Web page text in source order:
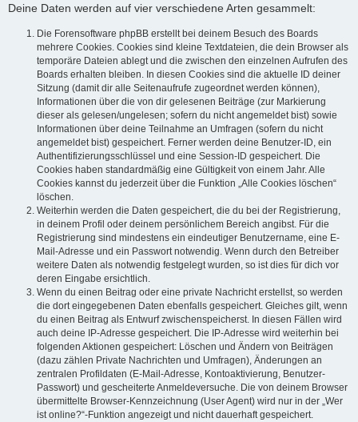
Deine Daten werden auf vier verschiedene Arten gesammelt:
Die Forensoftware phpBB erstellt bei deinem Besuch des Boards
mehrere Cookies. Cookies sind kleine Textdateien, die dein Browser als
temporäre Dateien ablegt und die zwischen den einzelnen Aufrufen des
Boards erhalten bleiben. In diesen Cookies sind die aktuelle ID deiner
Sitzung (damit dir alle Seitenaufrufe zugeordnet werden können),
Informationen über die von dir gelesenen Beiträge (zur Markierung
dieser als gelesen/ungelesen; sofern du nicht angemeldet bist) sowie
Informationen über deine Teilnahme an Umfragen (sofern du nicht
angemeldet bist) gespeichert. Ferner werden deine Benutzer-ID, ein
Authentifizierungsschlüssel und eine Session-ID gespeichert. Die
Cookies haben standardmäßig eine Gültigkeit von einem Jahr. Alle
Cookies kannst du jederzeit über die Funktion „Alle Cookies löschen“
löschen.
Weiterhin werden die Daten gespeichert, die du bei der Registrierung,
in deinem Profil oder deinem persönlichem Bereich angibst. Für die
Registrierung sind mindestens ein eindeutiger Benutzername, eine E-
Mail-Adresse und ein Passwort notwendig. Wenn durch den Betreiber
weitere Daten als notwendig festgelegt wurden, so ist dies für dich vor
deren Eingabe ersichtlich.
Wenn du einen Beitrag oder eine private Nachricht erstellst, so werden
die dort eingegebenen Daten ebenfalls gespeichert. Gleiches gilt, wenn
du einen Beitrag als Entwurf zwischenspeicherst. In diesen Fällen wird
auch deine IP-Adresse gespeichert. Die IP-Adresse wird weiterhin bei
folgenden Aktionen gespeichert: Löschen und Ändern von Beiträgen
(dazu zählen Private Nachrichten und Umfragen), Änderungen an
zentralen Profildaten (E-Mail-Adresse, Kontoaktivierung, Benutzer-
Passwort) und gescheiterte Anmeldeversuche. Die von deinem Browser
übermittelte Browser-Kennzeichnung (User Agent) wird nur in der „Wer
ist online?“-Funktion angezeigt und nicht dauerhaft gespeichert.